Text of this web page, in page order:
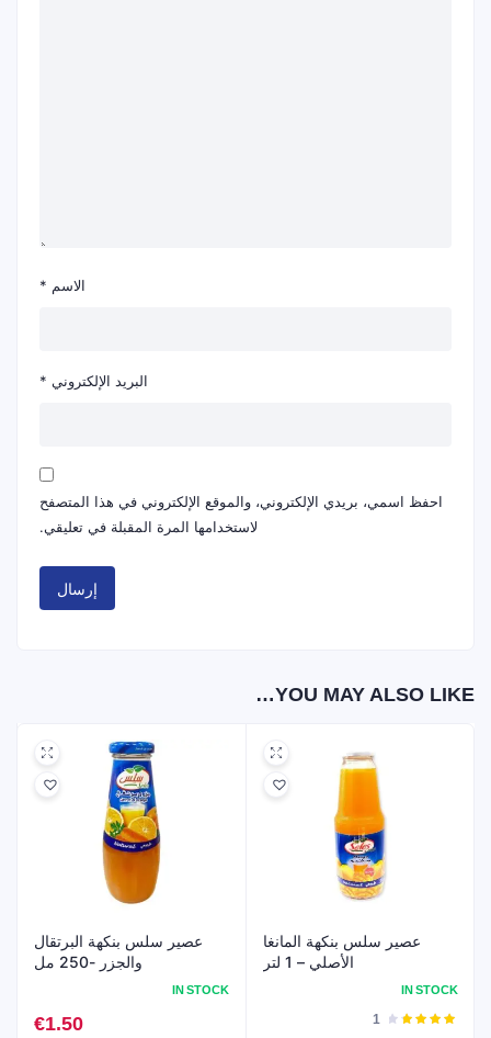
الاسم *
البريد الإلكتروني *
احفظ اسمي، بريدي الإلكتروني، والموقع الإلكتروني في هذا المتصفح
لاستخدامها المرة المقبلة في تعليقي.
YOU MAY ALSO LIKE…
عصير سلس بنكهة المانغا
الأصلي – 1 لتر
IN STOCK
تم1
عصير سلس بنكهة البرتقال
والجزر -250 مل
IN STOCK
€1.50